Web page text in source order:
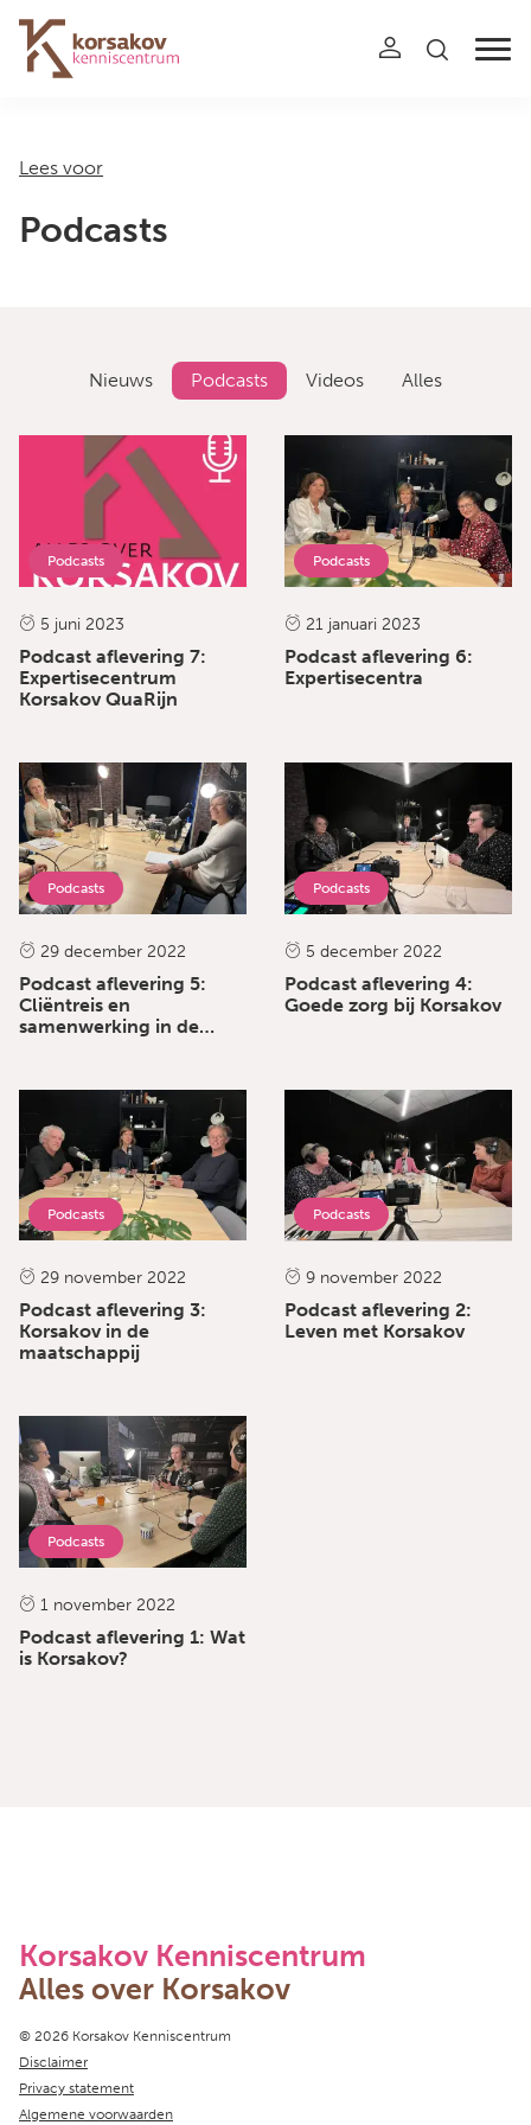
Navigation
Lees voor
Podcasts
Nieuws Podcasts Videos Alles
Podcasts
5 juni 2023
Podcast aflevering 7:
Expertisecentrum
Korsakov QuaRijn
Podcasts
21 januari 2023
Podcast aflevering 6:
Expertisecentra
Podcasts
29 december 2022
Podcast aflevering 5:
Cliëntreis en
samenwerking in de
Podcasts
5 december 2022
Podcast aflevering 4:
Goede zorg bij Korsakov
Podcasts
29 november 2022
Podcast aflevering 3:
Korsakov in de
maatschappij
Podcasts
9 november 2022
Podcast aflevering 2:
Leven met Korsakov
Podcasts
1 november 2022
Podcast aflevering 1: Wat
is Korsakov?
Korsakov Kenniscentrum
Alles over Korsakov
Copyright navigation
© 2026 Korsakov Kenniscentrum
Disclaimer
Privacy statement
Algemene voorwaarden